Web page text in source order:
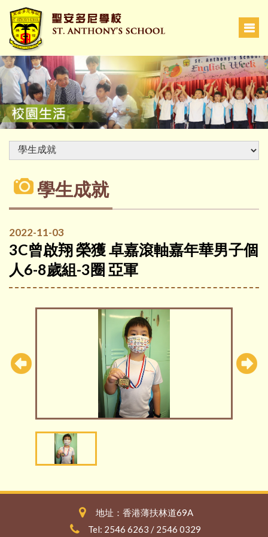
學生成就
2022-11-03
3C曾啟翔 榮獲 卓嘉滾軸嘉年華男子個
人6-8歲組-3圈 亞軍
地址：香港薄扶林道69A
Tel: 2546 6263 / 2546 0329